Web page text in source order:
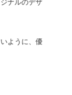
ナルのデザ
ように、優